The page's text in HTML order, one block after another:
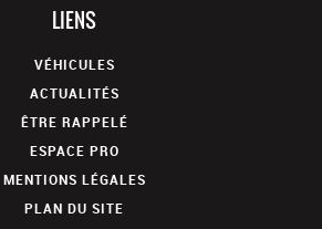
LIENS
VÉHICULES
ACTUALITÉS
ÊTRE RAPPELÉ
ESPACE PRO
MENTIONS LÉGALES
PLAN DU SITE